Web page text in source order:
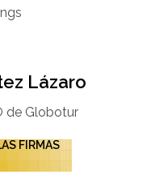
Lázaro
de Globotur​
FIRMAS